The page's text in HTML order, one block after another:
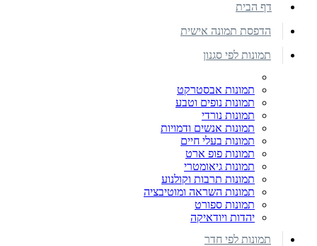
דף הבית
הדפסת תמונה אישית
תמונות לפי סגנון
תמונות אבסטרקט
תמונות נופים וטבע
תמונות נורדי
תמונות אנשים ודמויות
תמונות בעלי חיים
תמונות פופ ארט
תמונות גיאומטרי
תמונות תרבות וקולנוע
תמונות השראה ומוטיבציה
תמונות ספורט
יהדות ויודאיקה
תמונות לפי חדר